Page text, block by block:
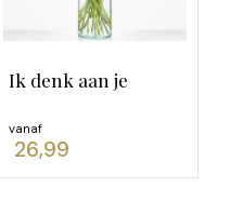
Ik denk aan je
vanaf
26,99